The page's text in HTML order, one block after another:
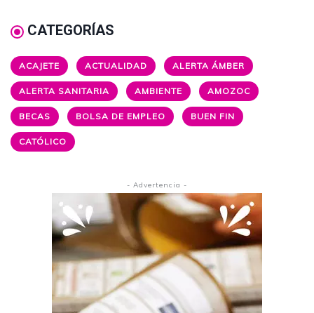
CATEGORÍAS
ACAJETE ACTUALIDAD ALERTA ÁMBER
ALERTA SANITARIA AMBIENTE AMOZOC
BECAS BOLSA DE EMPLEO BUEN FIN
CATÓLICO
- Advertencia -